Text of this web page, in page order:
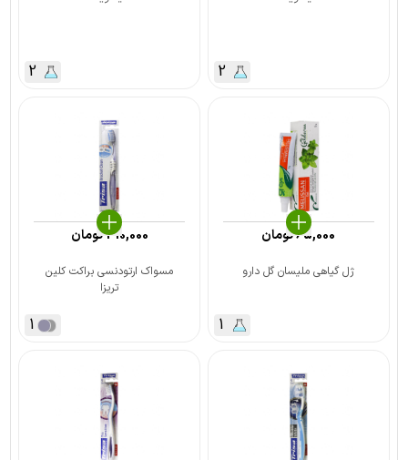
2
2
ژل گیاهی ملیسان گل دارو
65,000تومان
1
مسواک ارتودنسی براکت کلین
تریزا
410,000تومان
1